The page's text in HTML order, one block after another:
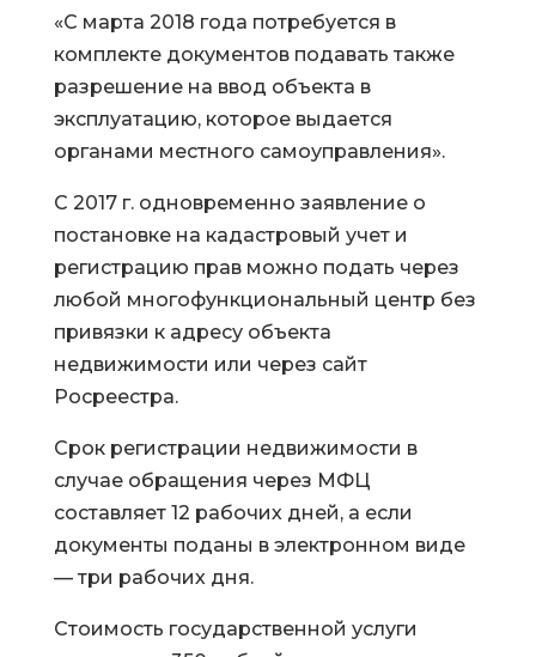
«С марта 2018 года потребуется в
комплекте документов подавать также
разрешение на ввод объекта в
эксплуатацию, которое выдается
органами местного самоуправления».
С 2017 г. одновременно заявление о
постановке на кадастровый учет и
регистрацию прав можно подать через
любой многофункциональный центр без
привязки к адресу объекта
недвижимости или через сайт
Росреестра.
Срок регистрации недвижимости в
случае обращения через МФЦ
составляет 12 рабочих дней, а если
документы поданы в электронном виде
— три рабочих дня.
Стоимость государственной услуги